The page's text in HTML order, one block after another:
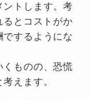
ントします。考
るとコストがか
するようにな
くものの、恐慌
えます。